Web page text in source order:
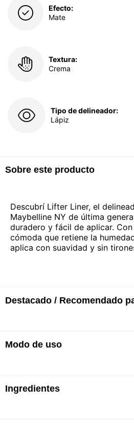
Efecto:
Mate
Textura:
Crema
Tipo de delineador:
Lápiz
Sobre este producto
Descubrí Lifter Liner, el
Maybelline NY de última
duradero y fácil de aplicar.
cómoda que retiene la
aplica con suavidad y sin
Destacado / Recomendado
· Formulado con ácido
· Punta afilable crea líneas
Modo de uso
Aplicar el Lifter Liner en el
Ingredientes